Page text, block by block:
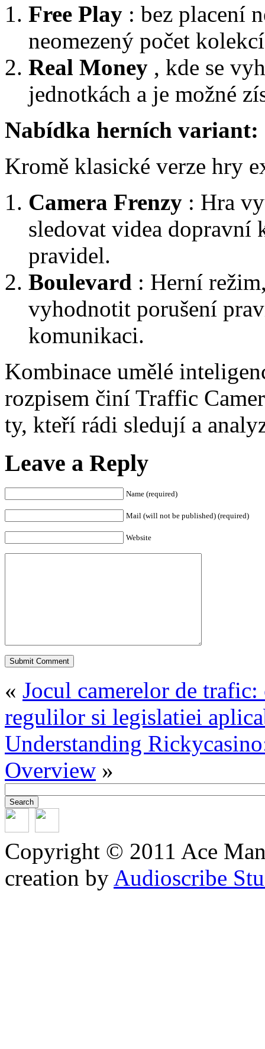
Free Play : bez placení
neomezený počet
Real Money , kde se
jednotkách a je možné
Nabídka herních variant:
Kromě klasické verze hry
Camera Frenzy : Hra
sledovat videa dopravní
pravidel.
Boulevard : Herní
vyhodnotit porušení
komunikaci.
Kombinace umělé
rozpisem činí Traffic
ty, kteří rádi sledují a
Leave a Reply
Name (required)
Mail (will not be published) (required)
Website
« Jocul camerelor de
regulilor si legislatiei
Understanding
Overview »
Copyright © 2011 Ace
creation by Audioscribe